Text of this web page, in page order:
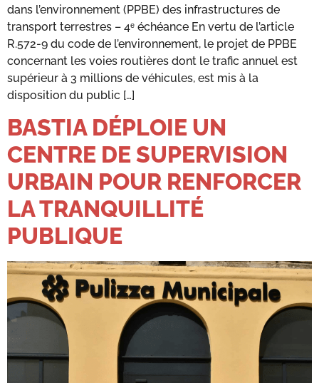
dans l’environnement (PPBE) des infrastructures de
transport terrestres – 4ᵉ échéance En vertu de l’article
R.572-9 du code de l’environnement, le projet de PPBE
concernant les voies routières dont le trafic annuel est
supérieur à 3 millions de véhicules, est mis à la
disposition du public […]
BASTIA DÉPLOIE UN
CENTRE DE SUPERVISION
URBAIN POUR RENFORCER
LA TRANQUILLITÉ
PUBLIQUE